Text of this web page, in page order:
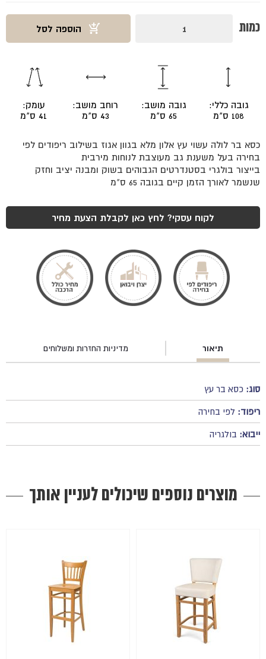
כמות
אגוז
מרופד
הוספה לסל
גובה כללי:
108 ס"מ
גובה מושב:
65 ס"מ
רוחב מושב:
43 ס"מ
עומק:
41 ס"מ
כסא בר לולה עשוי עץ אלון מלא בגוון אגוז בשילוב ריפודים לפי
בחירה בעל משענת גב מעוצבת לנוחות מירבית
בייצור בולגרי בסטנדרטים הגבוהים בשוק ומבנה יציב וחזק
שנשמר לאורך הזמן קיים בגובה 65 ס"מ
לקוח עסקי? לחץ כאן לקבלת הצעת מחיר
תיאור מדיניות החזרות ומשלוחים
סוג: כסא בר עץ
ריפוד: לפי בחירה
ייבוא: בולגריה
מוצרים נוספים שיכולים לעניין אותך